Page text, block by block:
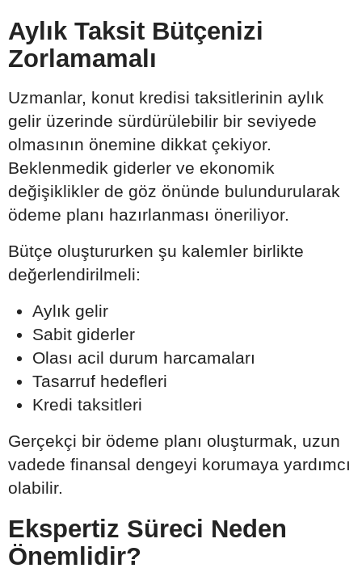
Aylık Taksit Bütçenizi
Zorlamamalı
Uzmanlar, konut kredisi taksitlerinin aylık
gelir üzerinde sürdürülebilir bir seviyede
olmasının önemine dikkat çekiyor.
Beklenmedik giderler ve ekonomik
değişiklikler de göz önünde bulundurularak
ödeme planı hazırlanması öneriliyor.
Bütçe oluştururken şu kalemler birlikte
değerlendirilmeli:
Aylık gelir
Sabit giderler
Olası acil durum harcamaları
Tasarruf hedefleri
Kredi taksitleri
Gerçekçi bir ödeme planı oluşturmak, uzun
vadede finansal dengeyi korumaya yardımcı
olabilir.
Ekspertiz Süreci Neden
Önemlidir?